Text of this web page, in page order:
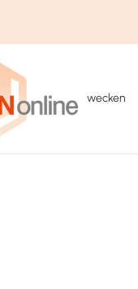
wecken